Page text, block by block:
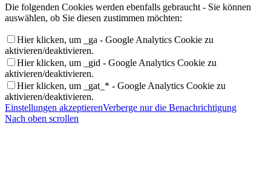
Die folgenden Cookies werden ebenfalls gebraucht - Sie können
auswählen, ob Sie diesen zustimmen möchten:
Hier klicken, um _ga - Google Analytics Cookie zu
aktivieren/deaktivieren.
Hier klicken, um _gid - Google Analytics Cookie zu
aktivieren/deaktivieren.
Hier klicken, um _gat_* - Google Analytics Cookie zu
aktivieren/deaktivieren.
Einstellungen akzeptierenVerberge nur die Benachrichtigung
Nach oben scrollen